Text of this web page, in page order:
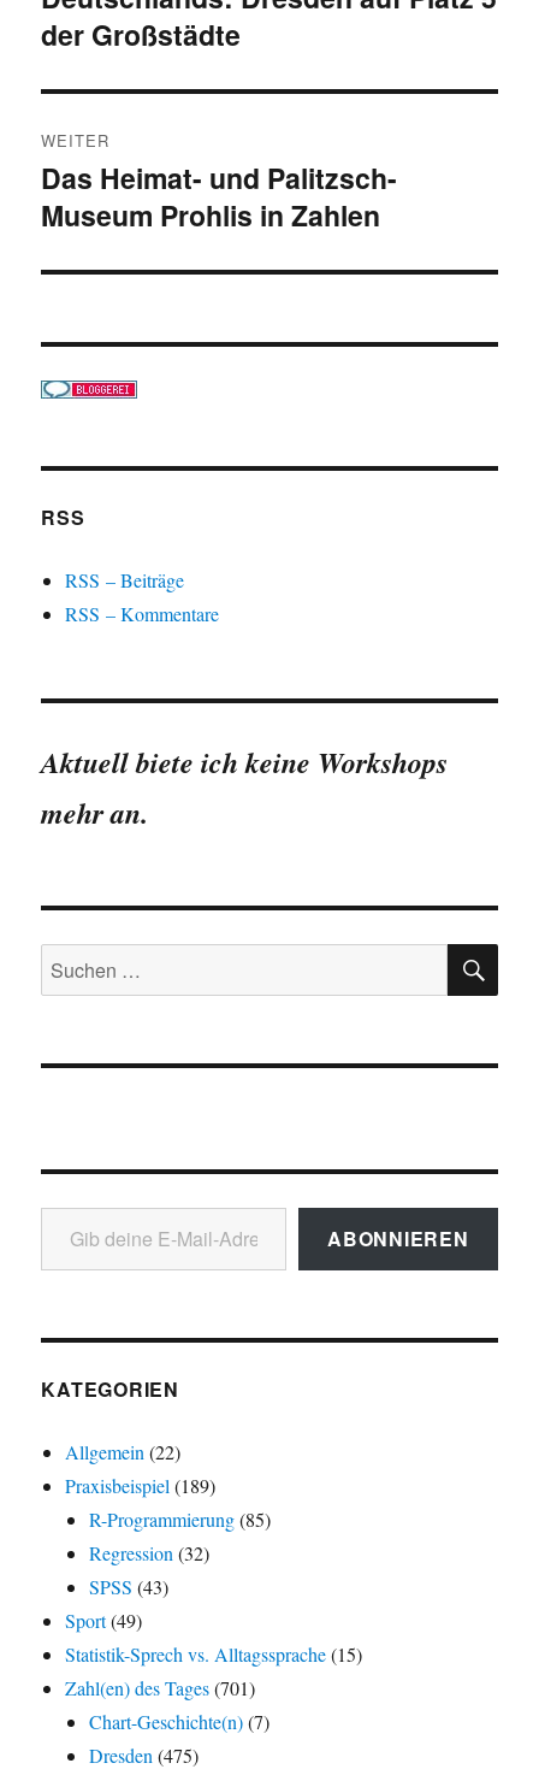
der Großstädte
WEITER
Nächster
Beitrag:
Das Heimat- und Palitzsch-
Museum Prohlis in Zahlen
RSS
RSS – Beiträge
RSS – Kommentare
Aktuell biete ich keine Workshops
mehr an.
Suchen
nach:
Gib deine E-Mail-Adresse ein ...
ABONNIEREN
KATEGORIEN
Allgemein (22)
Praxisbeispiel (189)
R-Programmierung(85)
Regression (32)
SPSS (43)
Sport(49)
Statistik-Sprech vs. Alltagssprache(15)
Zahl(en) des Tages(701)
Chart-Geschichte(n)(7)
Dresden (475)